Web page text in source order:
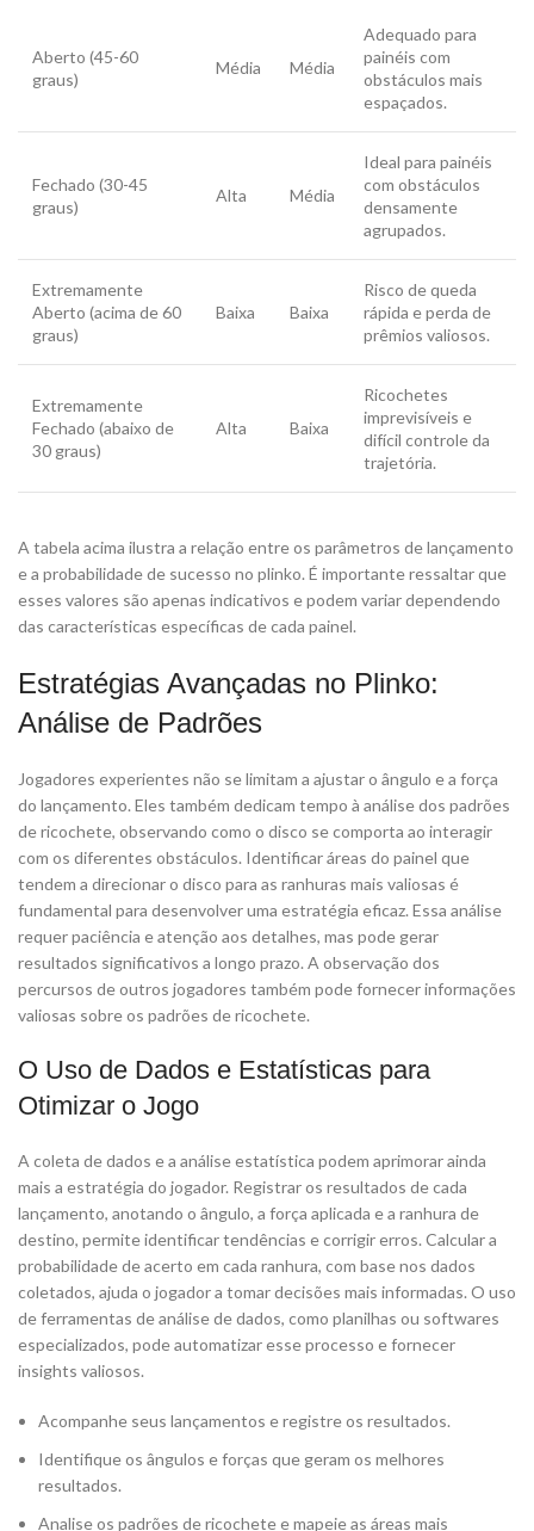
Aberto (45-60
graus)
Média Média
Adequado para
painéis com
obstáculos mais
espaçados.
Fechado (30-45
graus)
Alta Média
Ideal para painéis
com obstáculos
densamente
agrupados.
Extremamente
Aberto (acima de 60
graus)
Baixa Baixa
Risco de queda
rápida e perda de
prêmios valiosos.
Extremamente
Fechado (abaixo de
30 graus)
Alta Baixa
Ricochetes
imprevisíveis e
difícil controle da
trajetória.
A tabela acima ilustra a relação entre os parâmetros de lançamento
e a probabilidade de sucesso no plinko. É importante ressaltar que
esses valores são apenas indicativos e podem variar dependendo
das características específicas de cada painel.
Estratégias Avançadas no Plinko:
Análise de Padrões
Jogadores experientes não se limitam a ajustar o ângulo e a força
do lançamento. Eles também dedicam tempo à análise dos padrões
de ricochete, observando como o disco se comporta ao interagir
com os diferentes obstáculos. Identificar áreas do painel que
tendem a direcionar o disco para as ranhuras mais valiosas é
fundamental para desenvolver uma estratégia eficaz. Essa análise
requer paciência e atenção aos detalhes, mas pode gerar
resultados significativos a longo prazo. A observação dos
percursos de outros jogadores também pode fornecer informações
valiosas sobre os padrões de ricochete.
O Uso de Dados e Estatísticas para
Otimizar o Jogo
A coleta de dados e a análise estatística podem aprimorar ainda
mais a estratégia do jogador. Registrar os resultados de cada
lançamento, anotando o ângulo, a força aplicada e a ranhura de
destino, permite identificar tendências e corrigir erros. Calcular a
probabilidade de acerto em cada ranhura, com base nos dados
coletados, ajuda o jogador a tomar decisões mais informadas. O uso
de ferramentas de análise de dados, como planilhas ou softwares
especializados, pode automatizar esse processo e fornecer
insights valiosos.
Acompanhe seus lançamentos e registre os resultados.
Identifique os ângulos e forças que geram os melhores
resultados.
Analise os padrões de ricochete e mapeie as áreas mais